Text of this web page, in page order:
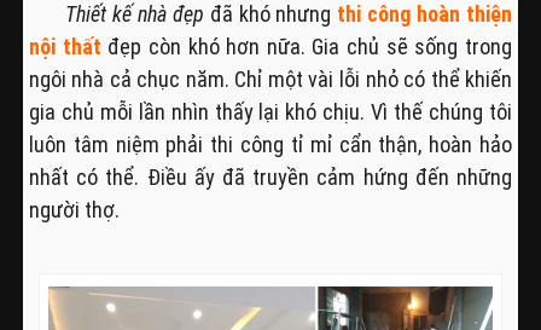
Thiết kế nhà đẹp đã khó nhưng thi công hoàn thiện
nội thất đẹp còn khó hơn nữa. Gia chủ sẽ sống trong
ngôi nhà cả chục năm. Chỉ một vài lỗi nhỏ có thể khiến
gia chủ mỗi lần nhìn thấy lại khó chịu. Vì thế chúng tôi
luôn tâm niệm phải thi công tỉ mỉ cẩn thận, hoàn hảo
nhất có thể. Điều ấy đã truyền cảm hứng đến những
người thợ.